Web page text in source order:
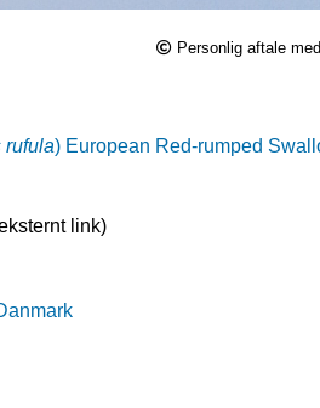
Personlig aftale
rufula) European Red-rumped
link)